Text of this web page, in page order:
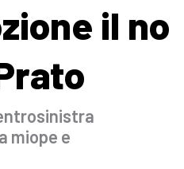
il no
miope e